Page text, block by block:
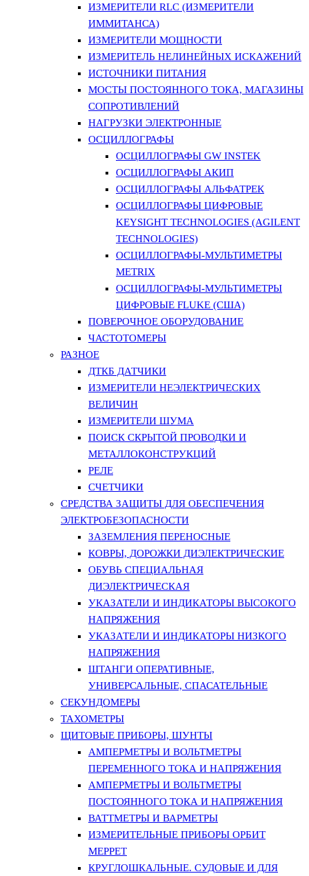
ИЗМЕРИТЕЛИ RLC (ИЗМЕРИТЕЛИ
ИММИТАНСА)
ИЗМЕРИТЕЛИ МОЩНОСТИ
ИЗМЕРИТЕЛЬ НЕЛИНЕЙНЫХ ИСКАЖЕНИЙ
ИСТОЧНИКИ ПИТАНИЯ
МОСТЫ ПОСТОЯННОГО ТОКА, МАГАЗИНЫ
СОПРОТИВЛЕНИЙ
НАГРУЗКИ ЭЛЕКТРОННЫЕ
ОСЦИЛЛОГРАФЫ
ОСЦИЛЛОГРАФЫ GW INSTEK
ОСЦИЛЛОГРАФЫ АКИП
ОСЦИЛЛОГРАФЫ АЛЬФАТРЕК
ОСЦИЛЛОГРАФЫ ЦИФРОВЫЕ
KEYSIGHT TECHNOLOGIES (AGILENT
TECHNOLOGIES)
ОСЦИЛЛОГРАФЫ-МУЛЬТИМЕТРЫ
METRIX
ОСЦИЛЛОГРАФЫ-МУЛЬТИМЕТРЫ
ЦИФРОВЫЕ FLUKE (США)
ПОВЕРОЧНОЕ ОБОРУДОВАНИЕ
ЧАСТОТОМЕРЫ
РАЗНОЕ
ДТКБ ДАТЧИКИ
ИЗМЕРИТЕЛИ НЕЭЛЕКТРИЧЕСКИХ
ВЕЛИЧИН
ИЗМЕРИТЕЛИ ШУМА
ПОИСК СКРЫТОЙ ПРОВОДКИ И
МЕТАЛЛОКОНСТРУКЦИЙ
РЕЛЕ
СЧЕТЧИКИ
СРЕДСТВА ЗАЩИТЫ ДЛЯ ОБЕСПЕЧЕНИЯ
ЭЛЕКТРОБЕЗОПАСНОСТИ
ЗАЗЕМЛЕНИЯ ПЕРЕНОСНЫЕ
КОВРЫ, ДОРОЖКИ ДИЭЛЕКТРИЧЕСКИЕ
ОБУВЬ СПЕЦИАЛЬНАЯ
ДИЭЛЕКТРИЧЕСКАЯ
УКАЗАТЕЛИ И ИНДИКАТОРЫ ВЫСОКОГО
НАПРЯЖЕНИЯ
УКАЗАТЕЛИ И ИНДИКАТОРЫ НИЗКОГО
НАПРЯЖЕНИЯ
ШТАНГИ ОПЕРАТИВНЫЕ,
УНИВЕРСАЛЬНЫЕ, СПАСАТЕЛЬНЫЕ
СЕКУНДОМЕРЫ
ТАХОМЕТРЫ
ЩИТОВЫЕ ПРИБОРЫ, ШУНТЫ
АМПЕРМЕТРЫ И ВОЛЬТМЕТРЫ
ПЕРЕМЕННОГО ТОКА И НАПРЯЖЕНИЯ
АМПЕРМЕТРЫ И ВОЛЬТМЕТРЫ
ПОСТОЯННОГО ТОКА И НАПРЯЖЕНИЯ
ВАТТМЕТРЫ И ВАРМЕТРЫ
ИЗМЕРИТЕЛЬНЫЕ ПРИБОРЫ ОРБИТ
МЕРРЕТ
КРУГЛОШКАЛЬНЫЕ. СУДОВЫЕ И ДЛЯ